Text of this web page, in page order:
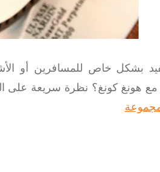
بشكل خاص للمسافرين أو
مع هونغ كونغ؟ نظرة سريعة